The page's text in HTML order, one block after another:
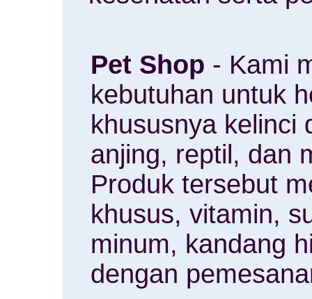
Pet Shop - Kami
kebutuhan untuk
khususnya kelinci
anjing, reptil, dan
Produk tersebut
khusus, vitamin,
minum, kandang
dengan